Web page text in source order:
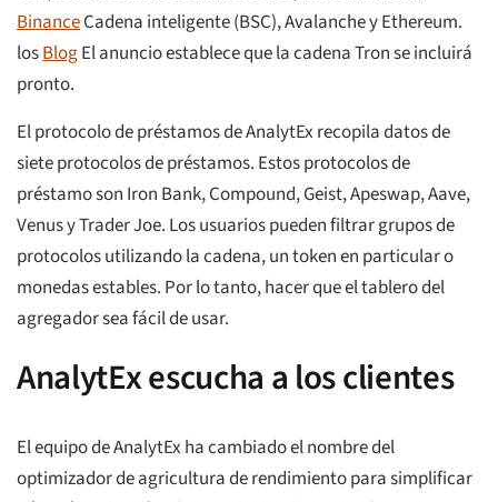
BinanceCadena inteligente (BSC), Avalanche y Ethereum.
losBlogEl anuncio establece que la cadena Tron se incluirá
pronto.
El protocolo de préstamos de AnalytEx recopila datos de
siete protocolos de préstamos. Estos protocolos de
préstamo son Iron Bank, Compound, Geist, Apeswap, Aave,
Venus y Trader Joe. Los usuarios pueden filtrar grupos de
protocolos utilizando la cadena, un token en particular o
monedas estables. Por lo tanto, hacer que el tablero del
agregador sea fácil de usar.
AnalytEx escucha a los clientes
El equipo de AnalytEx ha cambiado el nombre del
optimizador de agricultura de rendimiento para simplificar